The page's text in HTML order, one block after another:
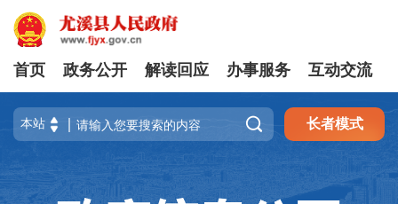
首页 政务公开 解读回应 办事服务 互动交流
 长者模式